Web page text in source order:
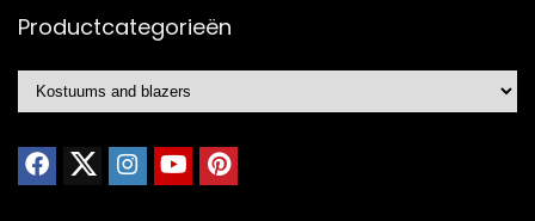
Productcategorieën